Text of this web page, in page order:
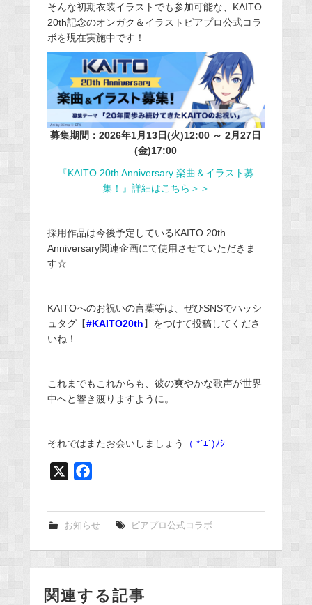
そんな初期衣装イラストでも参加可能な、KAITO
20th記念のオンガク＆イラストピアプロ公式コラ
ボを現在実施中です！
募集期間：2026年1月13日(火)12:00 ～ 2月27日
(金)17:00
『KAITO 20th Anniversary 楽曲＆イラスト募
集！』詳細はこちら＞＞
採用作品は今後予定しているKAITO 20th
Anniversary関連企画にて使用させていただきま
す☆
KAITOへのお祝いの言葉等は、ぜひSNSでハッシ
ュタグ【#KAITO20th】をつけて投稿してくださ
いね！
これまでもこれからも、彼の爽やかな歌声が世界
中へと響き渡りますように。
それではまたお会いしましょう （ *´ｴ`)ﾉｼ
e
k
お知らせ ピアプロ公式コラボ
関連する記事